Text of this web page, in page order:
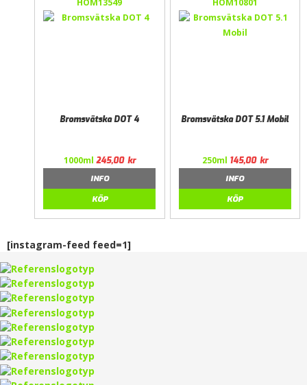
HOM13549
Bromsvätska DOT 4
1000ml 245,00 kr
INFO
KÖP
HOM10801
Bromsvätska DOT 5.1 Mobil
250ml 145,00 kr
INFO
KÖP
[instagram-feed feed=1]